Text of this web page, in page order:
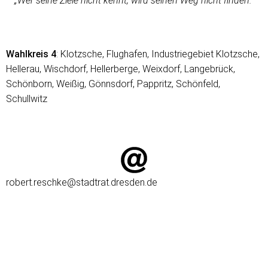
Wahlkreis 4: Klotzsche, Flughafen, Industriegebiet Klotzsche,
Hellerau, Wischdorf, Hellerberge, Weixdorf, Langebrück,
Schönborn, Weißig, Gönnsdorf, Pappritz, Schönfeld,
Schullwitz
robert.reschke@stadtrat.dresden.de